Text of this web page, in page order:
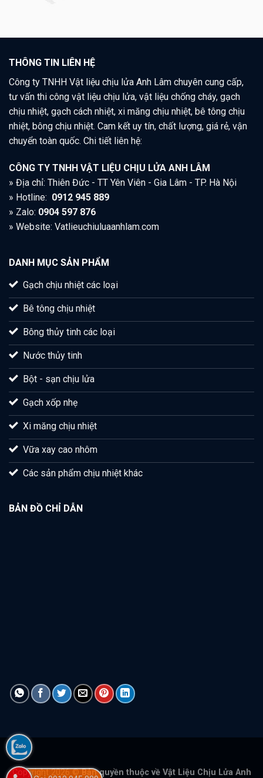
THÔNG TIN LIÊN HỆ
Công ty TNHH Vật liệu chịu lửa Anh Lâm chuyên cung cấp,
tư vấn thi công vật liệu chịu lửa, vật liệu chống cháy, gạch
chịu nhiệt, gạch cách nhiệt, xi măng chịu nhiệt, bê tông chịu
nhiệt, bông chịu nhiệt. Cam kết uy tín, chất lượng, giá rẻ, vận
chuyển toàn quốc. Chi tiết liên hệ:
CÔNG TY TNHH VẬT LIỆU CHỊU LỬA ANH LÂM
» Địa chỉ: Thiên Đức - TT Yên Viên - Gia Lâm - TP. Hà Nội
» Hotline: 0912 945 889
» Zalo: 0904 597 876
» Website: Vatlieuchiuluaanhlam.com
DANH MỤC SẢN PHẨM
Gạch chịu nhiệt các loại
Bê tông chịu nhiệt
Bông thủy tinh các loại
Nước thủy tinh
Bột - sạn chịu lửa
Gạch xốp nhẹ
Xi măng chịu nhiệt
Vữa xay cao nhôm
Các sản phẩm chịu nhiệt khác
BẢN ĐỒ CHỈ DẪN
Copyright 2026 ©Bản quyền thuộc về Vật Liệu Chịu Lửa Anh